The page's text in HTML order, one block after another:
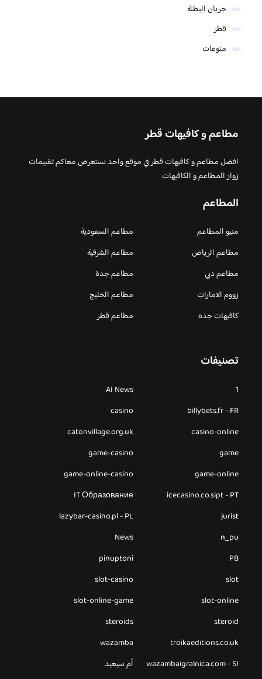
جريان البطنة
قطر
منوعات
مطاعم و كافيهات قطر
افضل مطاعم و كافيهات قطر في موقع واحد نستعرض معاكم تقييمات
زوار المطاعم و الكافيهات
المطاعم
منيو المطاعم
مطاعم السعودية
مطاعم الرياض
مطاعم الشرقية
مطاعم دبي
مطاعم جدة
زووم الامارات
مطاعم الخليج
كافيهات جده
مطاعم قطر
تصنيفات
1
AI News
billybets.fr - FR
casino
casino-online
catonvillage.org.uk
game
game-casino
game-online
game-online-casino
icecasino.co.sipt - PT
IT Образование
jurist
lazybar-casino.pl - PL
n_pu
News
PB
pinuptoni
slot
slot-casino
slot-online
slot-online-game
steroid
steroids
troikaeditions.co.uk
wazamba
wazambaigralnica.com - SI
أم سيعيد